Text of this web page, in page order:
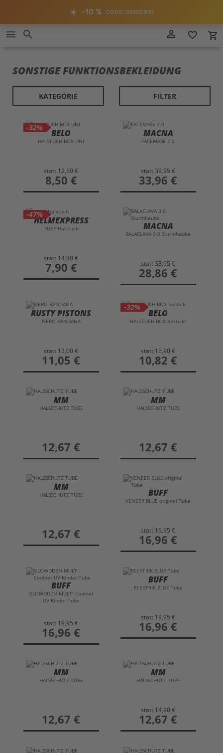
−10% RABATTAUF ALLES!
☀️ −10 % CODE: SAISON10
person_outline favorite_border local_grocery_store
menu search
SONSTIGE FUNKTIONSBEKLEIDUNG
KATEGORIE FILTER
-32%
BELO
HALSTUCH BOX UNI
statt 12,50 €
preis
8,50 €
MACNA
FACEMASK 2.0
statt 39,95 €
preis
33,96 €
-47%
HELMEXPRESS
TUBE Halstuch
statt 14,90 €
preis
7,90 €
MACNA
BALACLAVA 3.0 Sturmhaube
statt 33,95 €
preis
28,86 €
RUSTY PISTONS
NERO BANDANA
statt 13,00 €
preis
11,05 €
-32%
BELO
HALSTUCH BOX bestickt
statt 15,90 €
preis
10,82 €
MM
HALSSCHUTZ TUBE
preis
12,67 €
MM
HALSSCHUTZ TUBE
preis
12,67 €
MM
HALSSCHUTZ TUBE
preis
12,67 €
BUFF
VENEER BLUE original Tube
statt 19,95 €
preis
16,96 €
BUFF
GLOWDDEN MULTI Coolnet
UV Kinder-Tube
statt 19,95 €
preis
16,96 €
BUFF
ELEKTRIK BLUE Tube
statt 19,95 €
preis
16,96 €
MM
HALSSCHUTZ TUBE
preis
12,67 €
MM
HALSSCHUTZ TUBE
statt 14,90 €
preis
12,67 €